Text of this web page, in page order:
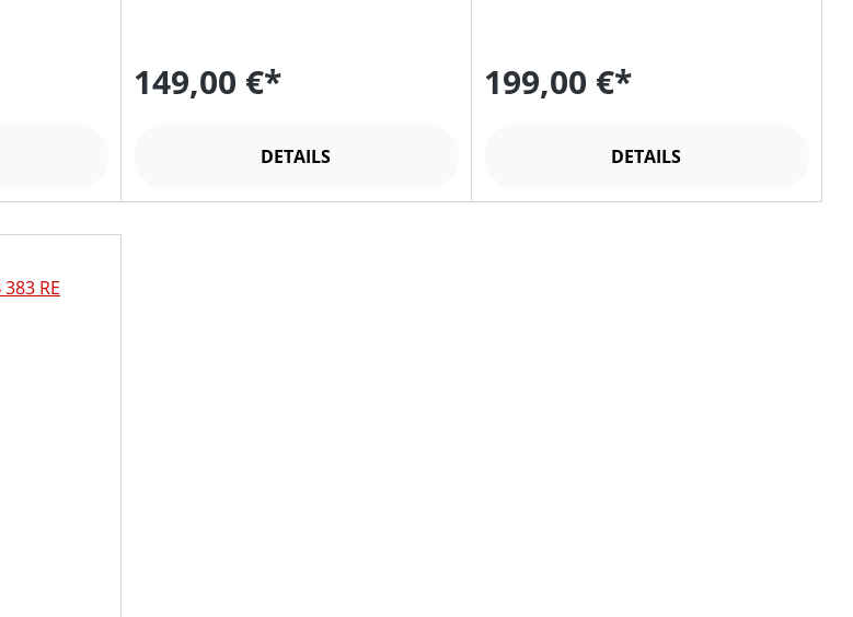
149,00 €*
DETAILS
199,00 €*
DETAILS